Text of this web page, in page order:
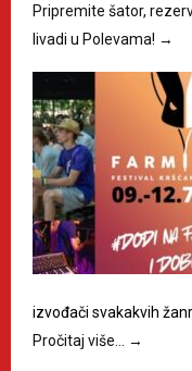
Pripremite šator,
livadi u Polevama! →
izvođači svakakvih
Pročitaj više…
→